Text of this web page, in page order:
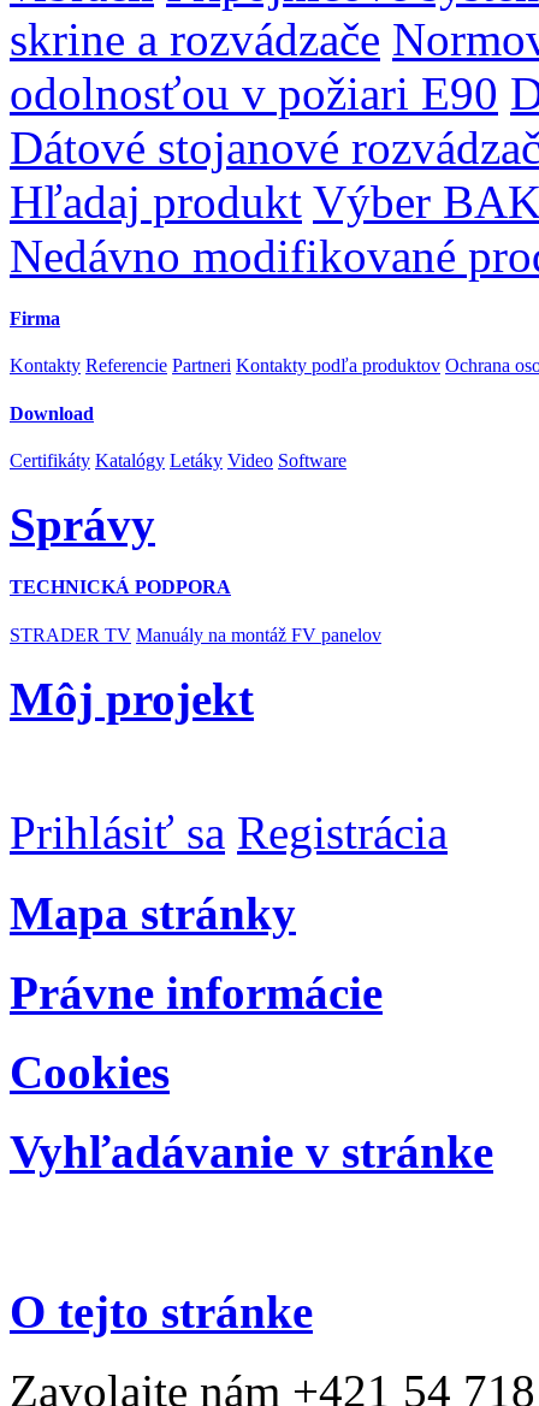
skrine a rozvádzače
odolnosťou v požiari E90
Dátové stojanové
Hľadaj produkt Výber
Nedávno modifikované
Firma
Kontakty Referencie Partneri Kontakty podľa produktov Ochrana
Download
Certifikáty Katalógy Letáky Video Software
Správy
TECHNICKÁ PODPORA
STRADER TV Manuály na montáž FV panelov
Môj projekt
Prihlásiť sa Registrácia
Mapa stránky
Právne informácie
Cookies
Vyhľadávanie v stránke
O tejto stránke
Zavolajte nám +421 54